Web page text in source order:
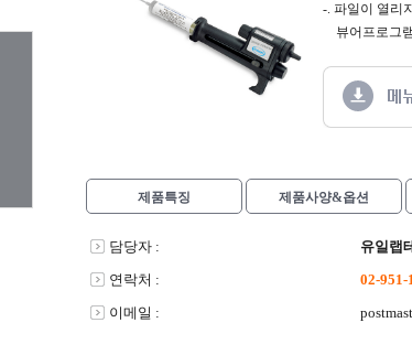
-. 파일이 열리
뷰어프로그
제품특징 제품사양&옵션
담당자 :
유일랩
연락처 :
02-951-
이메일 :